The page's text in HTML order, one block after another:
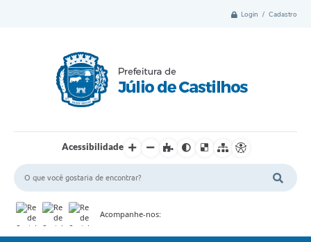
Login / Cadastro
Acessibilidade
Acompanhe-nos: